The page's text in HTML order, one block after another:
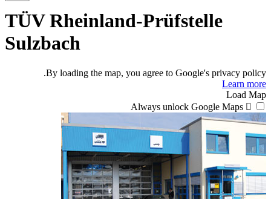
TÜV Rheinland-Prüfstelle
Sulzbach
By loading the map, you agree to Google's privacy policy.
Learn more
Load Map
Always unlock Google Maps